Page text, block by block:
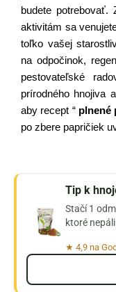
budete
aktivitám sa
toľko vašej
na odpočinok,
pestovateľské
prírodného hnojiva
aby recept “ plnené
po zbere papričiek
Tip k
Stačí 1
ktoré
★ 4,9 na